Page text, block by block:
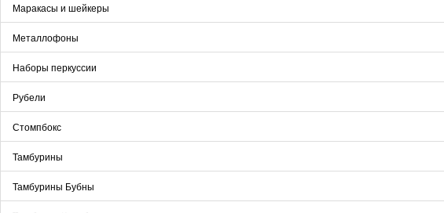
Маракасы и шейкеры
Металлофоны
Наборы перкуссии
Рубели
Стомпбокс
Тамбурины
Тамбурины Бубны